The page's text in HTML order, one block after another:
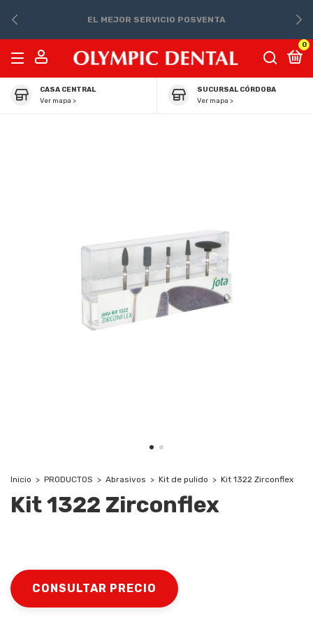
EL MEJOR SERVICIO POSVENTA
0
CASA CENTRAL
Ver mapa >
SUCURSAL CÓRDOBA
Ver mapa >
Inicio > PRODUCTOS > Abrasivos > Kit de pulido > Kit 1322 Zirconflex
Kit 1322 Zirconflex